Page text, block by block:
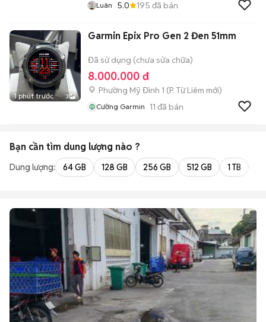
Luân 5.0 195 đã bán
1 phút trước 3
Garmin Epix Pro Gen 2 Đen 51mm
Đã sử dụng (chưa sửa chữa)
8.000.000 đ
Phường Mỹ Đình 1 (P. Từ Liêm mới)
Cường Garmin 11 đã bán
Bạn cần tìm dung lượng nào ?
Dung lượng: 64 GB 128 GB 256 GB 512 GB 1 TB